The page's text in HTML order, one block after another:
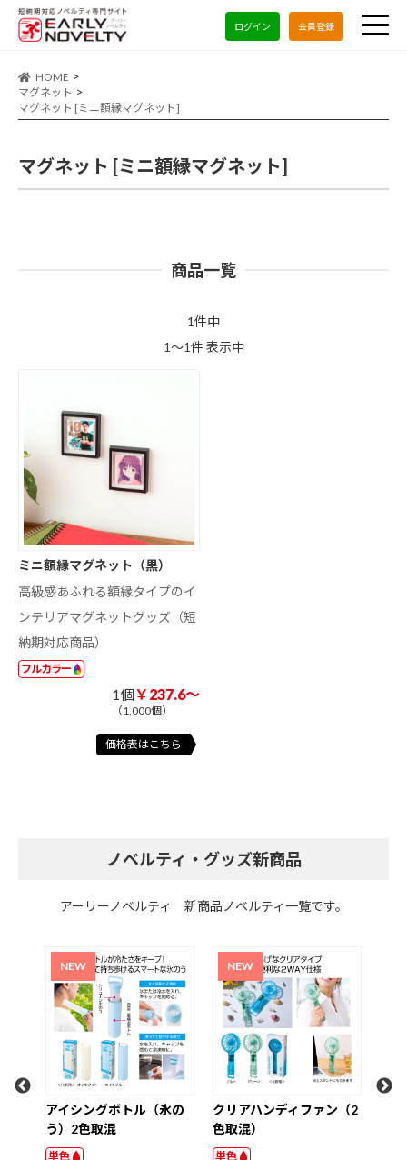
ログイン 会員登録
HOME
マグネット
マグネット [ミニ額縁マグネット]
マグネット [ミニ額縁マグネット]
商品一覧
1件中
1～1件 表示中
ミニ額縁マグネット（黒）
高級感あふれる額縁タイプのイ
ンテリアマグネットグッズ（短
納期対応商品）
フルカラー
1個￥237.6～
（1,000個）
価格表はこちら
ノベルティ・グッズ新商品
アーリーノベルティ 新商品ノベルティ一覧です。
ボトル（氷の
クリアハンディファン（2
超大容量真空ステン